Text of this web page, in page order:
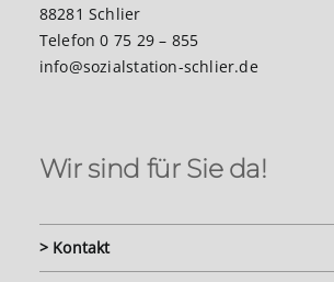
88281 Schlier
Telefon 0 75 29 – 855
info@sozialstation-schlier.de
Wir sind für Sie da!
> Kontakt